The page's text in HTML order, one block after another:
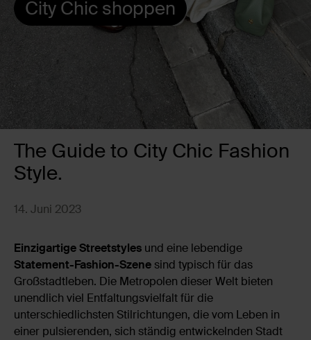
The Guide to City Chic Fashion
Style.
14. Juni 2023
City Chic shoppen
Einzigartige Streetstyles und eine lebendige
Statement-Fashion-Szene sind typisch für das
Großstadtleben. Die Metropolen dieser Welt bieten
unendlich viel Entfaltungsvielfalt für die
unterschiedlichsten Stilrichtungen, die vom Leben in
einer pulsierenden, sich ständig entwickelnden Stadt